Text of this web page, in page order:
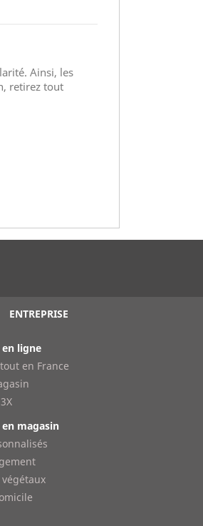
Ainsi, les
retirez tout
ENTREPRISE
en ligne
en France
en magasin